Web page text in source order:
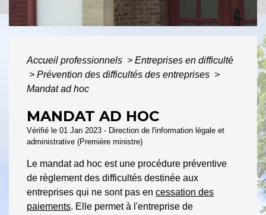
DÉMARCHES ADMINISTRATIVES
Accueil professionnels > Entreprises en difficulté
> Prévention des difficultés des entreprises >
Mandat ad hoc
MANDAT AD HOC
Vérifié le 01 Jan 2023 - Direction de l'information légale et
administrative (Première ministre)
Le mandat ad hoc est une procédure préventive
de règlement des difficultés destinée aux
entreprises qui ne sont pas en cessation des
paiements. Elle permet à l'entreprise de